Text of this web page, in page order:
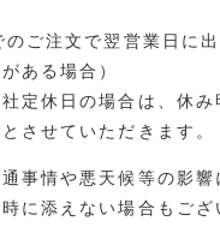
ご注文で翌営業日に出
ある場合）
定休日の場合は、休み
させていただきます。
事情や悪天候等の影響
に添えない場合もござ